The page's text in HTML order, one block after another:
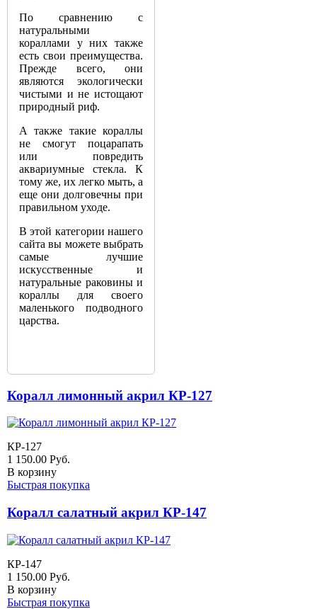
По сравнению с
натуральными
кораллами у них также
есть свои преимущества.
Прежде всего, они
являются экологически
чистыми и не истощают
природный риф.
А также такие кораллы
не смогут поцарапать
или повредить
аквариумные стекла. К
тому же, их легко мыть, а
еще они долговечны при
правильном уходе.
В этой категории нашего
сайта вы можете выбрать
самые лучшие
искусственные и
натуральные раковины и
кораллы для своего
маленького подводного
царства.
Коралл лимонный акрил КР-127
КР-127
1 150.00 Руб.
В корзину
Быстрая покупка
Коралл салатный акрил КР-147
КР-147
1 150.00 Руб.
В корзину
Быстрая покупка